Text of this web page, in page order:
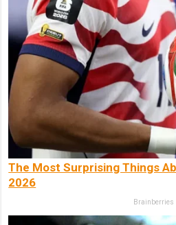
The Most Surprising Things
2026
Brainberries